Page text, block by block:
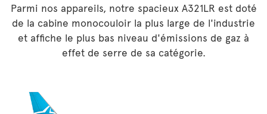
Parmi nos appareils, notre spacieux A321LR est doté
de la cabine monocouloir la plus large de l'industrie
et affiche le plus bas niveau d'émissions de gaz à
effet de serre de sa catégorie.